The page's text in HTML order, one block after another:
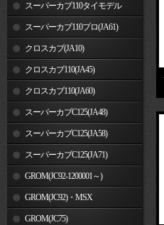
スーパーカブ110タイモデル
(MLHJA56)
スーパーカブ110プロ(JA61)
クロスカブ(JA10)
クロスカブ110(JA45)
クロスカブ110(JA60)
スーパーカブC125(JA48)
スーパーカブC125(JA58)
スーパーカブC125(JA71)
GROM(JC92-1200001～)
GROM(JC92)・MSX
GROM(MLHJC92)
GROM(JC75)